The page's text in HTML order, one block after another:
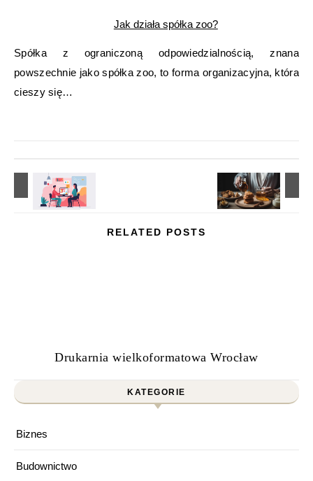
Jak działa spółka zoo?
Spółka z ograniczoną odpowiedzialnością, znana
powszechnie jako spółka zoo, to forma organizacyjna, która
cieszy się…
RELATED POSTS
Drukarnia wielkoformatowa Wrocław
KATEGORIE
Biznes
Budownictwo